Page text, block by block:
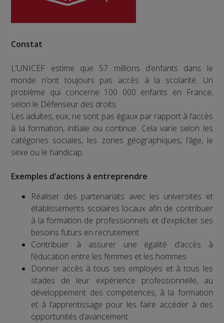
Constat
L’UNICEF estime que 57 millions d’enfants dans le
monde n’ont toujours pas accès à la scolarité. Un
problème qui concerne 100 000 enfants en France,
selon le Défenseur des droits.
Les adultes, eux, ne sont pas égaux par rapport à l’accès
à la formation, initiale ou continue. Cela varie selon les
catégories sociales, les zones géographiques, l’âge, le
sexe ou le handicap.
Exemples d’actions à entreprendre
Réaliser des partenariats avec les universités et
établissements scolaires locaux afin de contribuer
à la formation de professionnels et d’expliciter ses
besoins futurs en recrutement
Contribuer à assurer une égalité d’accès à
l’éducation entre les femmes et les hommes
Donner accès à tous ses employés et à tous les
stades de leur expérience professionnelle, au
développement des compétences, à la formation
et à l’apprentissage pour les faire accéder à des
opportunités d’avancement